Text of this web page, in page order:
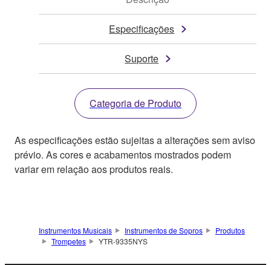
Especificações
Suporte
Categoria de Produto
As especificações estão sujeitas a alterações sem aviso
prévio. As cores e acabamentos mostrados podem
variar em relação aos produtos reais.
Instrumentos Musicais Instrumentos de Sopros
Produtos
Trompetes
YTR-9335NYS